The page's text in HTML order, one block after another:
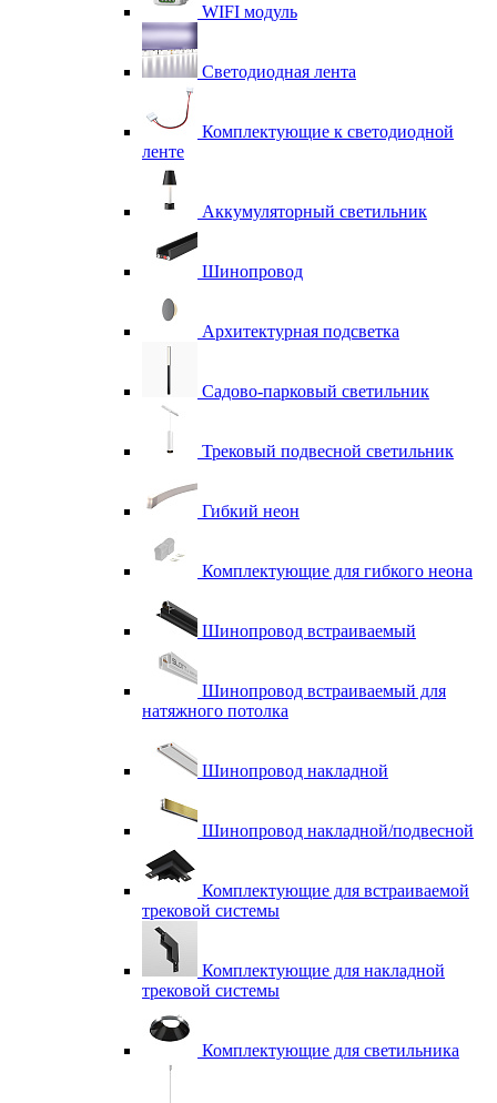
WIFI модуль
Светодиодная лента
Комплектующие к светодиодной
ленте
Аккумуляторный светильник
Шинопровод
Архитектурная подсветка
Садово-парковый светильник
Трековый подвесной светильник
Гибкий неон
Комплектующие для гибкого неона
Шинопровод встраиваемый
Шинопровод встраиваемый для
натяжного потолка
Шинопровод накладной
Шинопровод накладной/подвесной
Комплектующие для встраиваемой
трековой системы
Комплектующие для накладной
трековой системы
Комплектующие для светильника